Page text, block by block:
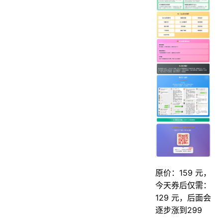
原价：159 元，
今天券后仅需：
129 元，后面会
逐步涨到299